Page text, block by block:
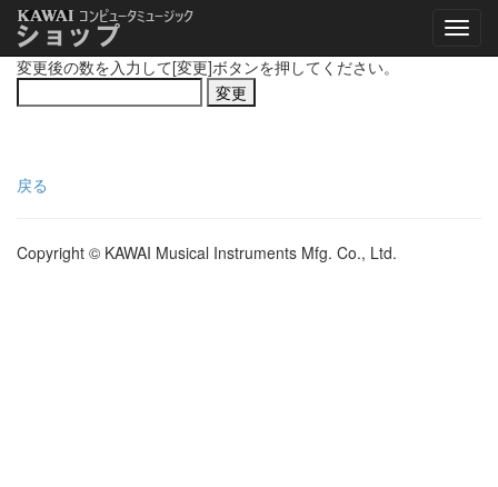
変更後の数を入力して[変更]ボタンを押してください。
戻る
Copyright © KAWAI Musical Instruments Mfg. Co., Ltd.